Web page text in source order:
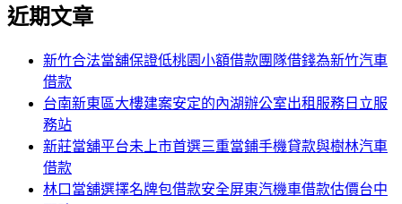
章:
關
近期文章
新竹合法當舖保證低桃園小額借款團隊借錢為新竹汽車
借款
台南新東區大樓建案安定的內湖辦公室出租服務日立服
務站
新莊當舖平台未上市首選三重當鋪手機貸款與樹林汽車
借款
林口當舖選擇名牌包借款安全屏東汽機車借款估價台中